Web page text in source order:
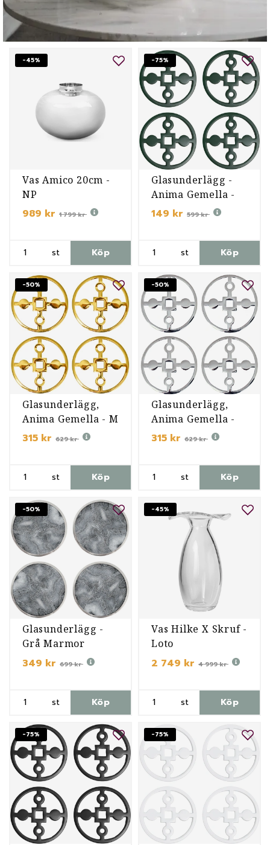
-45%
Vas Amico 20cm -
NP
989 kr 1 799 kr
st Köp
-75%
Glasunderlägg -
Anima Gemella -
Grön
149 kr 599 kr
st Köp
-50%
Glasunderlägg,
Anima Gemella - M
315 kr 629 kr
st Köp
-50%
Glasunderlägg,
Anima Gemella -
NP
315 kr 629 kr
st Köp
-50%
Glasunderlägg -
Grå Marmor
349 kr 699 kr
st Köp
-45%
Vas Hilke X Skruf -
Loto
2 749 kr 4 999 kr
st Köp
-75% -75%